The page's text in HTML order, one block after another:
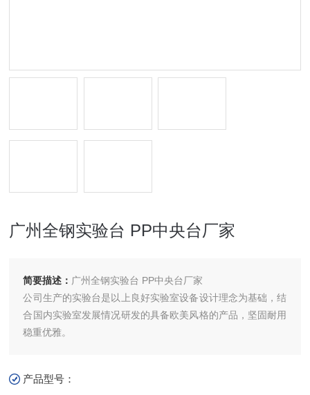
广州全钢实验台 PP中央台厂家
简要描述： 广州全钢实验台 PP中央台厂家
公司生产的实验台是以上良好实验室设备设计理念为基础，结
合国内实验室发展情况研发的具备欧美风格的产品，坚固耐用
稳重优雅。
产品型号：